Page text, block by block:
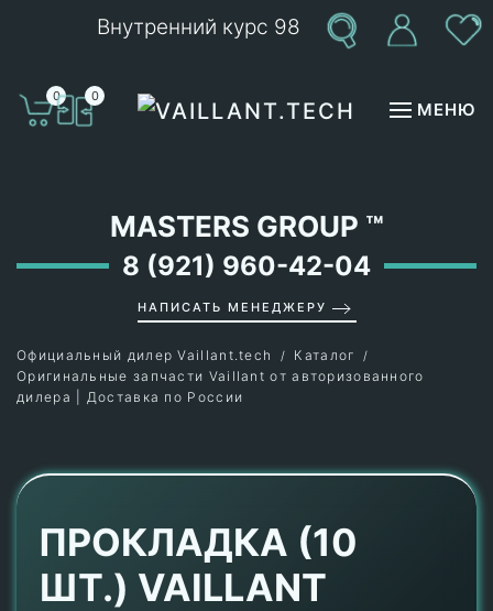
Внутренний курс 98
0 0
МЕНЮ
MASTERS GROUP ™
8 (921) 960-42-04
НАПИСАТЬ МЕНЕДЖЕРУ
Официальный дилер Vaillant.tech
Каталог
Оригинальные запчасти Vaillant от авторизованного
дилера | Доставка по России
ПРОКЛАДКА (10
ШТ.) VAILLANT